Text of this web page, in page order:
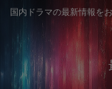
国内ドラマの最新情報を